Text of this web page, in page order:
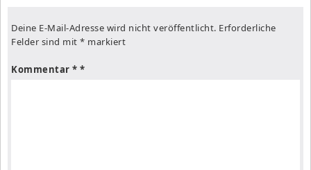
Deine E-Mail-Adresse wird nicht veröffentlicht. Erforderliche
Felder sind mit * markiert
Kommentar *